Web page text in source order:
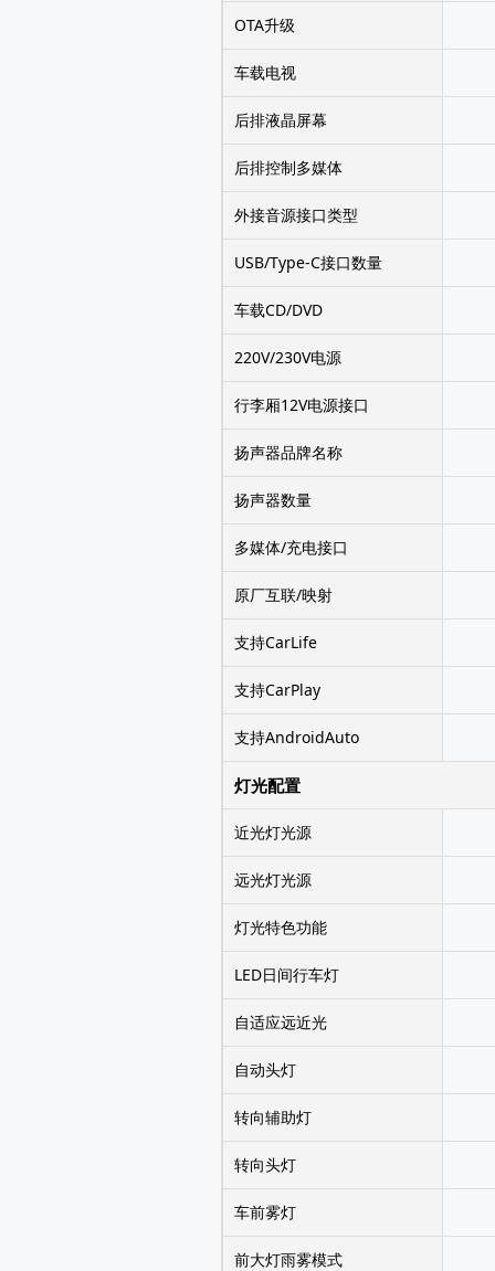
OTA升级
车载电视
后排液晶屏幕
后排控制多媒体
外接音源接口类型
USB/Type-C接口数量
车载CD/DVD
220V/230V电源
行李厢12V电源接口
扬声器品牌名称
扬声器数量
多媒体/充电接口
原厂互联/映射
支持CarLife
支持CarPlay
支持AndroidAuto
灯光配置
近光灯光源
远光灯光源
灯光特色功能
LED日间行车灯
自适应远近光
自动头灯
转向辅助灯
转向头灯
车前雾灯
前大灯雨雾模式